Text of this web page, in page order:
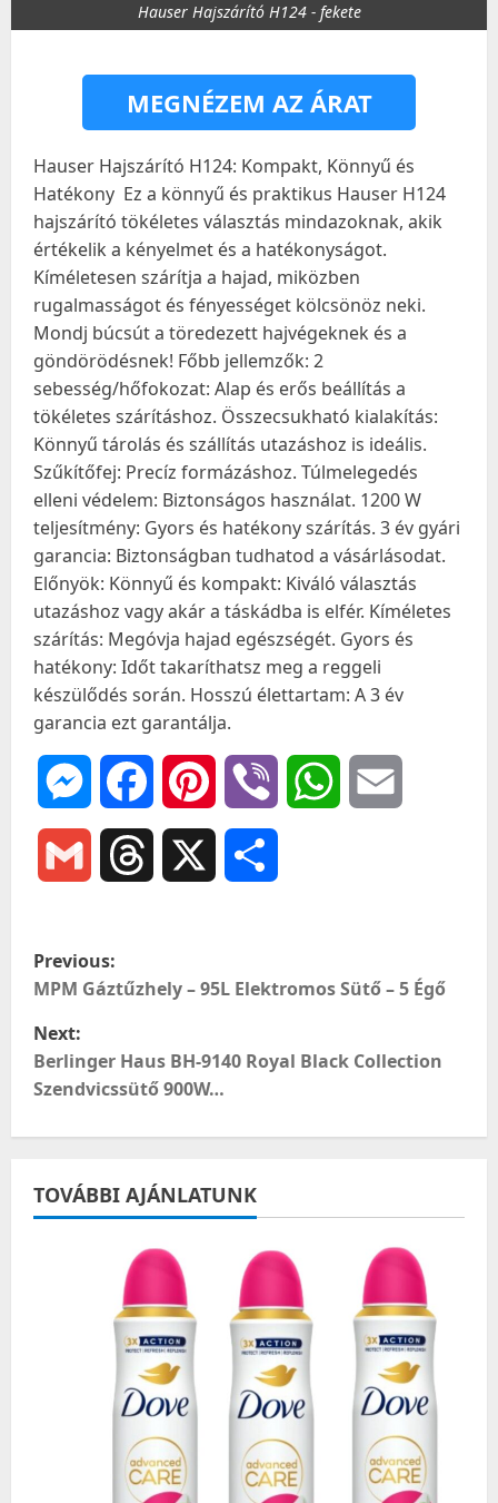
Hauser Hajszárító H124 - fekete
MEGNÉZEM AZ ÁRAT
Hauser Hajszárító H124: Kompakt, Könnyű és
Hatékony ️ Ez a könnyű és praktikus Hauser H124
hajszárító tökéletes választás mindazoknak, akik
értékelik a kényelmet és a hatékonyságot.
Kíméletesen szárítja a hajad, miközben
rugalmasságot és fényességet kölcsönöz neki.
Mondj búcsút a töredezett hajvégeknek és a
göndörödésnek! Főbb jellemzők: 2
sebesség/hőfokozat: Alap és erős beállítás a
tökéletes szárításhoz. Összecsukható kialakítás:
Könnyű tárolás és szállítás utazáshoz is ideális.
Szűkítőfej: Precíz formázáshoz. Túlmelegedés
elleni védelem: Biztonságos használat. 1200 W
teljesítmény: Gyors és hatékony szárítás. 3 év gyári
garancia: Biztonságban tudhatod a vásárlásodat.
Előnyök: Könnyű és kompakt: Kiváló választás
utazáshoz vagy akár a táskádba is elfér. Kíméletes
szárítás: Megóvja hajad egészségét. Gyors és
hatékony: Időt takaríthatsz meg a reggeli
készülődés során. Hosszú élettartam: A 3 év
garancia ezt garantálja.
MessengerFacebookPinterest Viber WhatsApp
Gmail Threads
P
o
s
t
n
a
v
Previous:
MPM Gáztűzhely – 95L Elektromos Sütő – 5 Égő
Next:
Berlinger Haus BH-9140 Royal Black Collection
Szendvicssütő 900W…
TOVÁBBI AJÁNLATUNK